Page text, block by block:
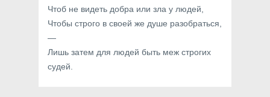
Чтоб не видеть добра или зла у людей,
Чтобы строго в своей же душе разобраться,
—
Лишь затем для людей быть меж строгих
судей.